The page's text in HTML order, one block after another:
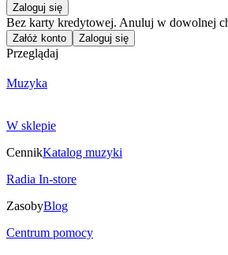
Zaloguj się
Bez karty kredytowej. Anuluj w dowolnej
Załóż konto Zaloguj się
Przeglądaj
Muzyka
W sklepie
CennikKatalog muzyki
Radia In-store
ZasobyBlog
Centrum pomocy